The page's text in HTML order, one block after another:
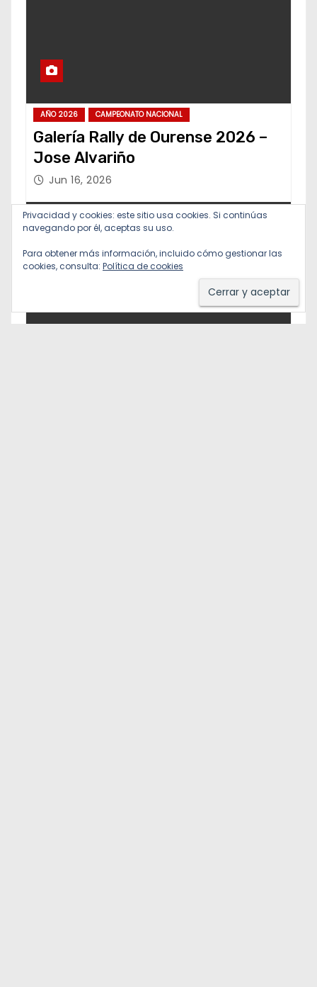
AÑO 2026 CAMPEONATO NACIONAL
Galería Rally de Ourense 2026 –
Jose Alvariño
Jun 16, 2026
Privacidad y cookies: este sitio usa cookies. Si continúas
navegando por él, aceptas su uso.
Para obtener más información, incluido cómo gestionar las
cookies, consulta: Política de cookies